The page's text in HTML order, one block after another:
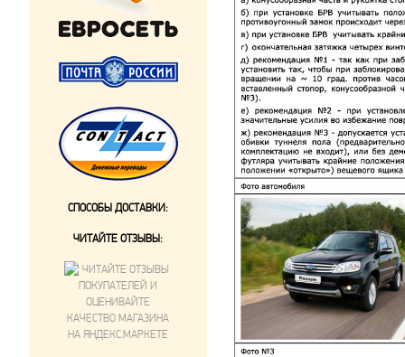
СПОСОБЫ ДОСТАВКИ:
ЧИТАЙТЕ ОТЗЫВЫ: